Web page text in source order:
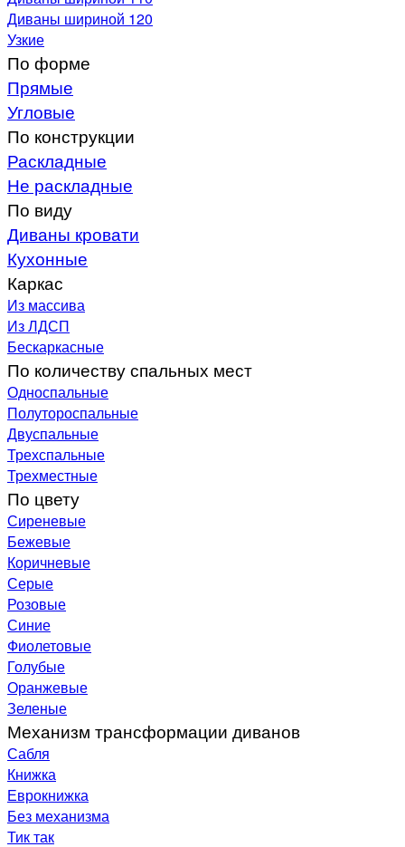
Диваны шириной 120
Узкие
По форме
Прямые
Угловые
По конструкции
Раскладные
Не раскладные
По виду
Диваны кровати
Кухонные
Каркас
Из массива
Из ЛДСП
Бескаркасные
По количеству спальных мест
Односпальные
Полутороспальные
Двуспальные
Трехспальные
Трехместные
По цвету
Сиреневые
Бежевые
Коричневые
Серые
Розовые
Синие
Фиолетовые
Голубые
Оранжевые
Зеленые
Механизм трансформации диванов
Сабля
Книжка
Еврокнижка
Без механизма
Тик так